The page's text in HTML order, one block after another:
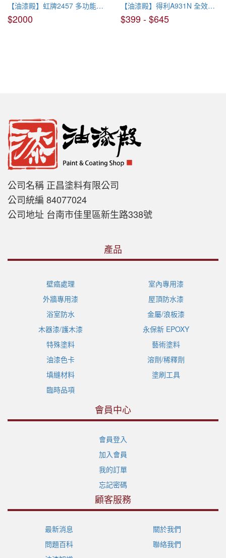
【油漆殿】虹牌2457 多功能底漆(水性)
$2000
【油漆殿】得利A931N 全效封閉底漆(水性)
$399 - $645
公司名稱 正昌塗料有限公司
公司統編 84077024
公司地址 台南市佳里區新生路338號
產品
壁癌處理
室內專用漆
外牆專用漆
屋頂防水漆
浴室防水
金屬/浪板漆
木器漆/護木漆
永保新 EPOXY
特殊塗料
藝術塗料
油漆色卡
溶劑/稀釋劑
填縫材料
塗刷工具
臨時品項
會員中心
會員登入
加入會員
我的訂單
忘記密碼
顧客服務
最新消息
問題百科
關於我們
聯絡我們